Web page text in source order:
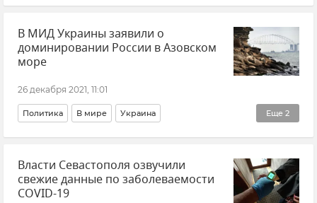
Германия Россия
В МИД Украины заявили о
доминировании России в Азовском
море
26 декабря 2021, 11:01
Еще 2
Политика В мире Украина
Общественно-политическая ситуация на Украине
Россия
Власти Севастополя озвучили
свежие данные по заболеваемости
COVID-19